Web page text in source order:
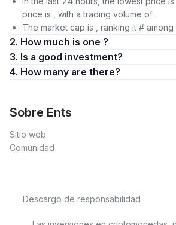
price is , with a trading volume of .
The market cap is , ranking it #
2. How much is one ?
3. Is a good investment?
4. How many are there?
Sobre Ents
Sitio web
Comunidad
Descargo de responsabilidad